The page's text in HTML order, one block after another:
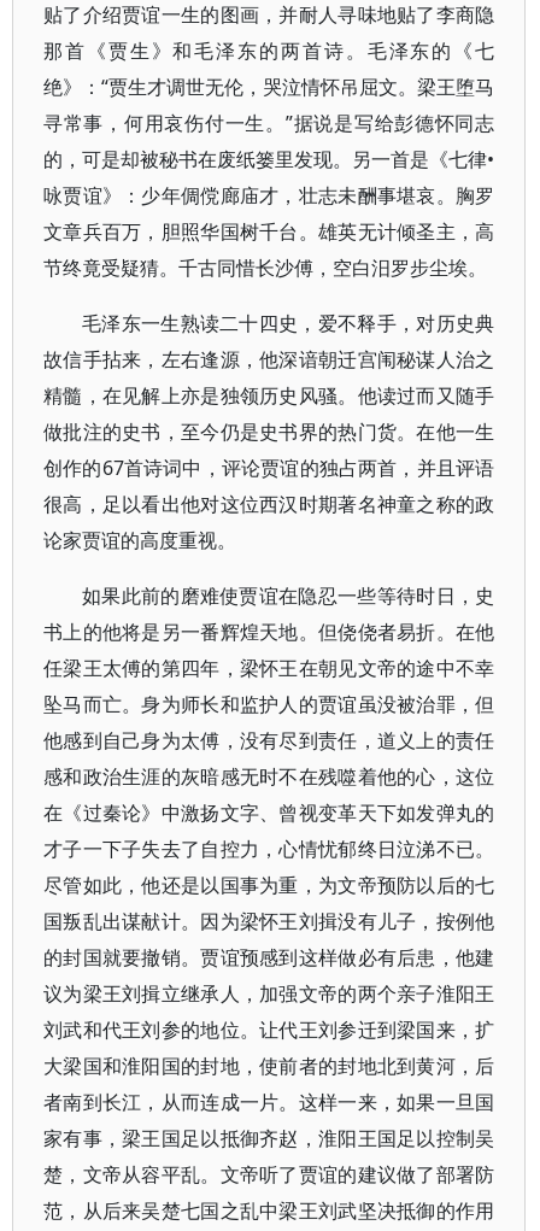
贴了介绍贾谊一生的图画，并耐人寻味地贴了李商隐
那首《贾生》和毛泽东的两首诗。毛泽东的《七
绝》：“贾生才调世无伦，哭泣情怀吊屈文。梁王堕马
寻常事，何用哀伤付一生。”据说是写给彭德怀同志
的，可是却被秘书在废纸篓里发现。另一首是《七律•
咏贾谊》：少年倜傥廊庙才，壮志未酬事堪哀。胸罗
文章兵百万，胆照华国树千台。雄英无计倾圣主，高
节终竟受疑猜。千古同惜长沙傅，空白汨罗步尘埃。
毛泽东一生熟读二十四史，爱不释手，对历史典
故信手拈来，左右逢源，他深谙朝迁宫闱秘谋人治之
精髓，在见解上亦是独领历史风骚。他读过而又随手
做批注的史书，至今仍是史书界的热门货。在他一生
创作的67首诗词中，评论贾谊的独占两首，并且评语
很高，足以看出他对这位西汉时期著名神童之称的政
论家贾谊的高度重视。
如果此前的磨难使贾谊在隐忍一些等待时日，史
书上的他将是另一番辉煌天地。但侥侥者易折。在他
任梁王太傅的第四年，梁怀王在朝见文帝的途中不幸
坠马而亡。身为师长和监护人的贾谊虽没被治罪，但
他感到自己身为太傅，没有尽到责任，道义上的责任
感和政治生涯的灰暗感无时不在残噬着他的心，这位
在《过秦论》中激扬文字、曾视变革天下如发弹丸的
才子一下子失去了自控力，心情忧郁终日泣涕不已。
尽管如此，他还是以国事为重，为文帝预防以后的七
国叛乱出谋献计。因为梁怀王刘揖没有儿子，按例他
的封国就要撤销。贾谊预感到这样做必有后患，他建
议为梁王刘揖立继承人，加强文帝的两个亲子淮阳王
刘武和代王刘参的地位。让代王刘参迁到梁国来，扩
大梁国和淮阳国的封地，使前者的封地北到黄河，后
者南到长江，从而连成一片。这样一来，如果一旦国
家有事，梁王国足以抵御齐赵，淮阳王国足以控制吴
楚，文帝从容平乱。文帝听了贾谊的建议做了部署防
范，从后来吴楚七国之乱中梁王刘武坚决抵御的作用